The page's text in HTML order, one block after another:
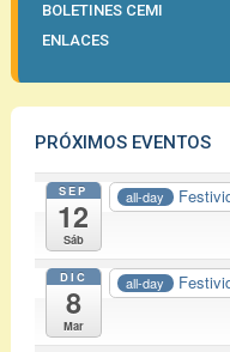
BOLETINES CEMI
ENLACES
PRÓXIMOS EVENTOS
SEP
12
Sáb
all-day
DIC
8
Mar
all-day